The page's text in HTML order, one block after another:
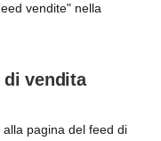
vendite" nella
di vendita
pagina del feed di